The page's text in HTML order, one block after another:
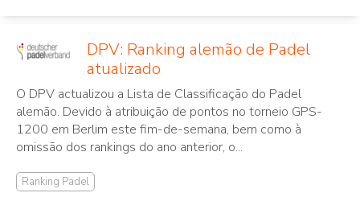
DPV: Ranking alemão de Padel
atualizado
O DPV actualizou a Lista de Classificação do Padel
alemão. Devido à atribuição de pontos no torneio GPS-
1200 em Berlim este fim-de-semana, bem como à
omissão dos rankings do ano anterior, o...
Ranking Padel